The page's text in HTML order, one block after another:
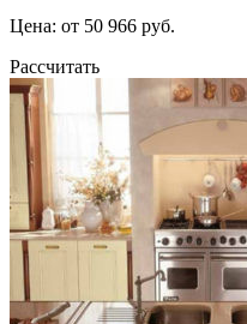
Цена: от 50 966 руб.
Рассчитать